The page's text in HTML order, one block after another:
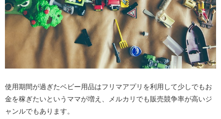
使用期間が過ぎたベビー用品はフリマアプリを利用して少しでもお
金を稼ぎたいというママが増え、メルカリでも販売競争率が高いジ
ャンルでもあります。